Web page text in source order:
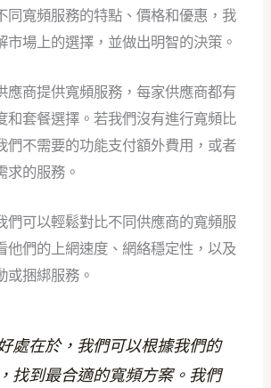
同寬頻服務的特點、價格和優惠，我
市場上的選擇，並做出明智的決策。
應商提供寬頻服務，每家供應商都有
和套餐選擇。若我們沒有進行寬頻比
們不需要的功能支付額外費用，或者
求的服務。
們可以輕鬆對比不同供應商的寬頻服
他們的上網速度、網絡穩定性，以及
或捆綁服務。
處在於，我們可以根據我們的
找到最合適的寬頻方案。我們